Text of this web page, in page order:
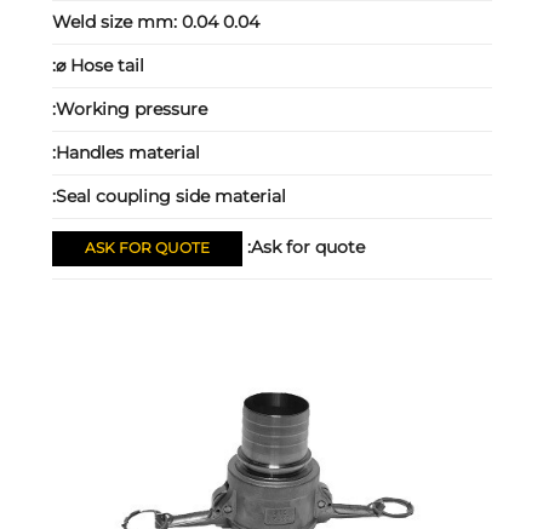
Weld size mm: 0.04 0.04
Hose tail ⌀:
Working pressure:
Handles material:
Seal coupling side material:
Ask for quote:
ASK FOR QUOTE